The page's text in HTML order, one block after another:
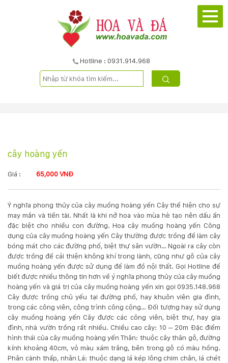
Hotline : 0931.914.968
SẢN
PHẨM
DỊCH
VỤ
KỸ
THUẬT
TRỒNG
CÂY
HÌNH
ẢNH
cây hoàng yến
Giá : 65,000 VNĐ
Ý nghĩa phong thủy của cây muồng hoàng yến Cây thể hiện cho sự
may mắn và tiền tài. Nhất là khi nở hoa vào mùa hè tạo nên dấu ấn
đặc biệt cho nhiều con đường. Hoa cây muồng hoàng yến Công
dụng của cây muồng hoàng yến Cây thường được trồng để làm cây
bóng mát cho các đường phố, biệt thự sân vườn… Ngoài ra cây còn
được trồng để cải thiện không khí trong lành, cũng như gỗ của cây
muồng hoàng yến được sử dụng để làm đồ nội thất. Gọi Hotline để
biết được nhiều thông tin hơn về ý nghĩa phong thủy của cây muồng
hoàng yến và giá trị của cây muồng hoàng yến xin gọi 0935.148.968
Cây được trồng chủ yếu tại đường phố, hay khuôn viên gia đình,
trong các công viên, công trình công cộng… Đối tượng hay sử dụng
cây muồng hoàng yến Cây được các công viên, biệt thự, hay gia
đình, nhà vườn trồng rất nhiều. Chiều cao cây: 10 – 20m Đặc điểm
hình thái của cây muồng hoàng yến Thân: thuộc cây thân gỗ, đường
kính khoảng 40cm, vỏ màu xám trắng, bên trong gỗ có màu hồng.
Phân cành thấp, nhẵn Lá: thuộc dạng lá kép lông chim chẵn, lá chét